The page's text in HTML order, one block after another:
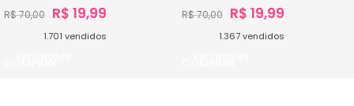
R$70,00 R$ 19,99
1.701 vendidos
R$70,00 R$ 19,99
1.367vendidos